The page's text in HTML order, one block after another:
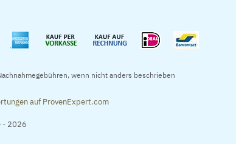
wenn nicht anders beschrieben
auf ProvenExpert.com
- 2026